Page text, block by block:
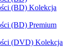
(BD) Kolekcja
(BD) Premium
(DVD) Kolekcja